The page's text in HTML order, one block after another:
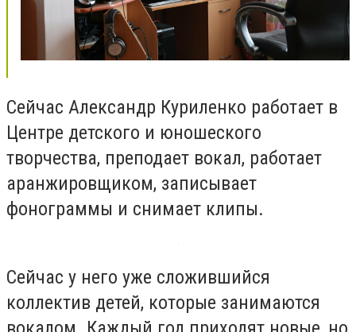
Сейчас Александр Куриленко работает в
Центре детского и юношеского
творчества, преподает вокал, работает
аранжировщиком, записывает
фонограммы и снимает клипы.
Сейчас у него уже сложившийся
коллектив детей, которые занимаются